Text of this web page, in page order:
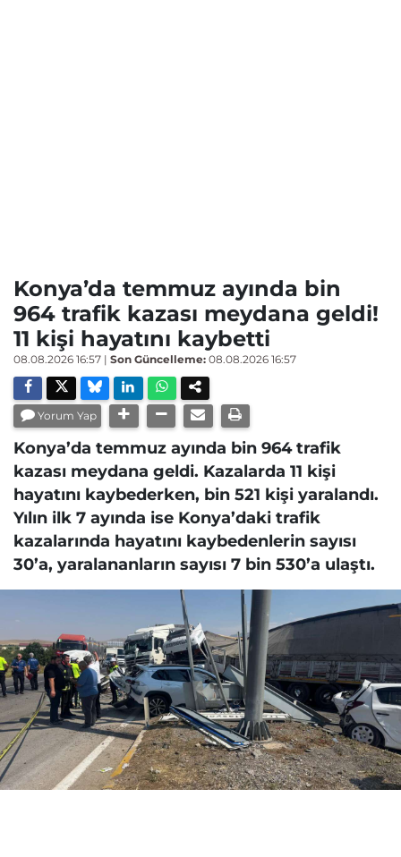
Konya’da temmuz ayında bin
964 trafik kazası meydana geldi!
11 kişi hayatını kaybetti
08.08.2026 16:57 | Son Güncelleme: 08.08.2026 16:57
Yorum Yap
Konya’da temmuz ayında bin 964 trafik
kazası meydana geldi. Kazalarda 11 kişi
hayatını kaybederken, bin 521 kişi yaralandı.
Yılın ilk 7 ayında ise Konya’daki trafik
kazalarında hayatını kaybedenlerin sayısı
30’a, yaralananların sayısı 7 bin 530’a ulaştı.